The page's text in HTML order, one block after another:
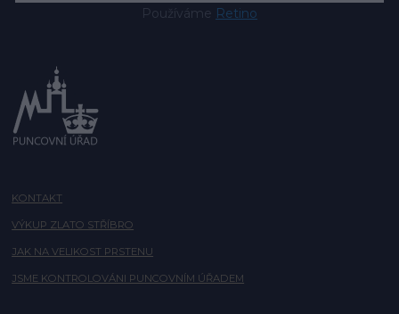
Používáme Retino
KONTAKT
VÝKUP ZLATO STŘÍBRO
JAK NA VELIKOST PRSTENU
JSME KONTROLOVÁNI PUNCOVNÍM ÚŘADEM